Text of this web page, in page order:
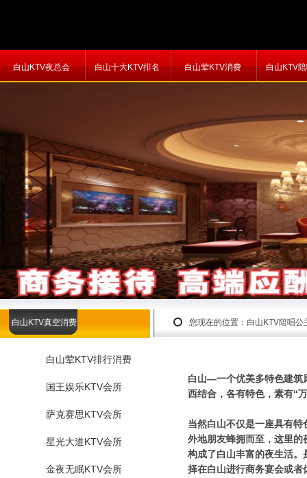
白山KTV夜总会 白山十大KTV排名 白山荤KTV消费 白山KTV
您现在的位置： 白山KTV陪唱公
白山KTV真空消费
白山荤KTV排行消费
国王娱乐KTV会所
萨克赛思KTV会所
星光大道KTV会所
金夜无眠KTV会所
白山—一个优美多特色建筑
西结合，各有特色，素有“
当然白山不仅是一座具有
外地朋友蜂拥而至，这里
构成了白山丰富的夜生活
择在白山进行商务宴会或